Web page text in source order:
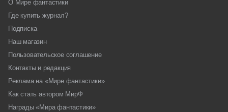
О Мире фантастики
Где купить журнал?
Подписка
Наш магазин
Пользовательское соглашение
Контакты и редакция
Реклама на «Мире фантастики»
Как стать автором МирФ
Награды «Мира фантастики»